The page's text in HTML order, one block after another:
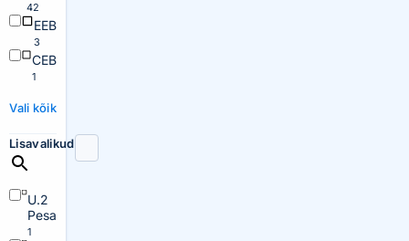
42
EEB
3
CEB
1
Vali kõik
Lisavalikud
U.2
Pesa
1